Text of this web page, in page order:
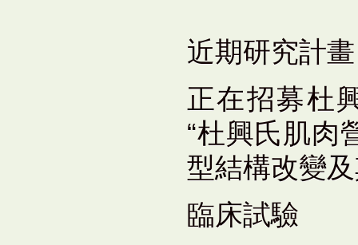
近期研究計畫
正在招募杜
“杜興氏肌肉
型結構改變
臨床試驗